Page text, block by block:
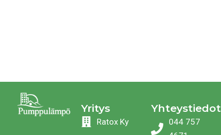
Yritys
Ratox Ky
Yhteystiedot
044 757